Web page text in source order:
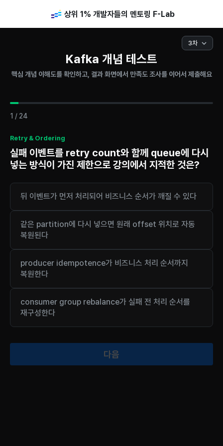
상위 1% 개발자들의 멘토링 F-Lab
Kafka 개념 테스트
핵심 개념 이해도를 확인하고, 결과 화면에서 만족도 조사를 이어서 제출해요
1 / 24
Retry & Ordering
실패 이벤트를 retry count와 함께 queue에 다시
넣는 방식이 가진 제한으로 강의에서 지적한 것은?
뒤 이벤트가 먼저 처리되어 비즈니스 순서가 깨질 수 있다
같은 partition에 다시 넣으면 원래 offset 위치로 자동
복원된다
producer idempotence가 비즈니스 처리 순서까지
복원한다
consumer group rebalance가 실패 전 처리 순서를
재구성한다
다음